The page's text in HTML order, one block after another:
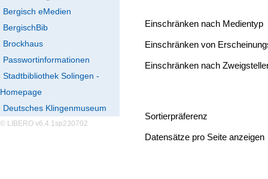
Bergisch eMedien
BergischBib
Brockhaus
Passwortinformationen
Stadtbibliothek Solingen -
Homepage
Deutsches Klingenmuseum
© LIBERO v6.4.1sp230702
Einschränken von
Datensätze pro Seite anzeigen
Einschränken nach
Einschränken nach Medientyp
Sortierpräferenz